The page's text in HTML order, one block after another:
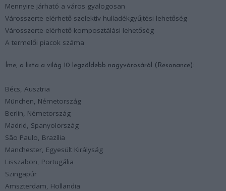
Mennyire járható a város gyalogosan
Városszerte elérhető szelektív hulladékgyűjtési lehetőség
Városszerte elérhető komposztálási lehetőség
A termelői piacok száma
Íme, a lista a világ 10 legzöldebb nagyvárosáról (Resonance):
Bécs, Ausztria
München, Németország
Berlin, Németország
Madrid, Spanyolország
São Paulo, Brazília
Manchester, Egyesült Királyság
Lisszabon, Portugália
Szingapúr
Amszterdam, Hollandia